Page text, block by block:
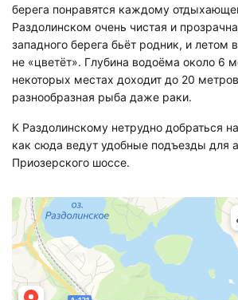
берега понравятся каждому
Раздолинском очень чистая и
западного берега бьёт родник, и летом
не «цветёт». Глубина водоёма около 6
некоторых местах доходит до 20
разнообразная рыба даже раки.
К Раздолинскому нетрудно добраться
как сюда ведут удобные подъезды для
Приозерского шоссе.